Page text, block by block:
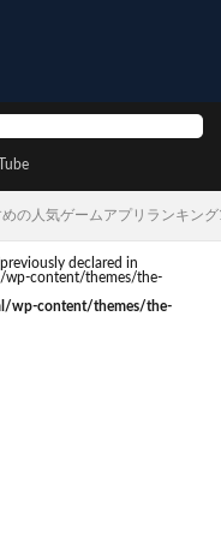
の人気ゲームアプリランキン
declared in
wp-content/themes/the-
wp-content/themes/the-